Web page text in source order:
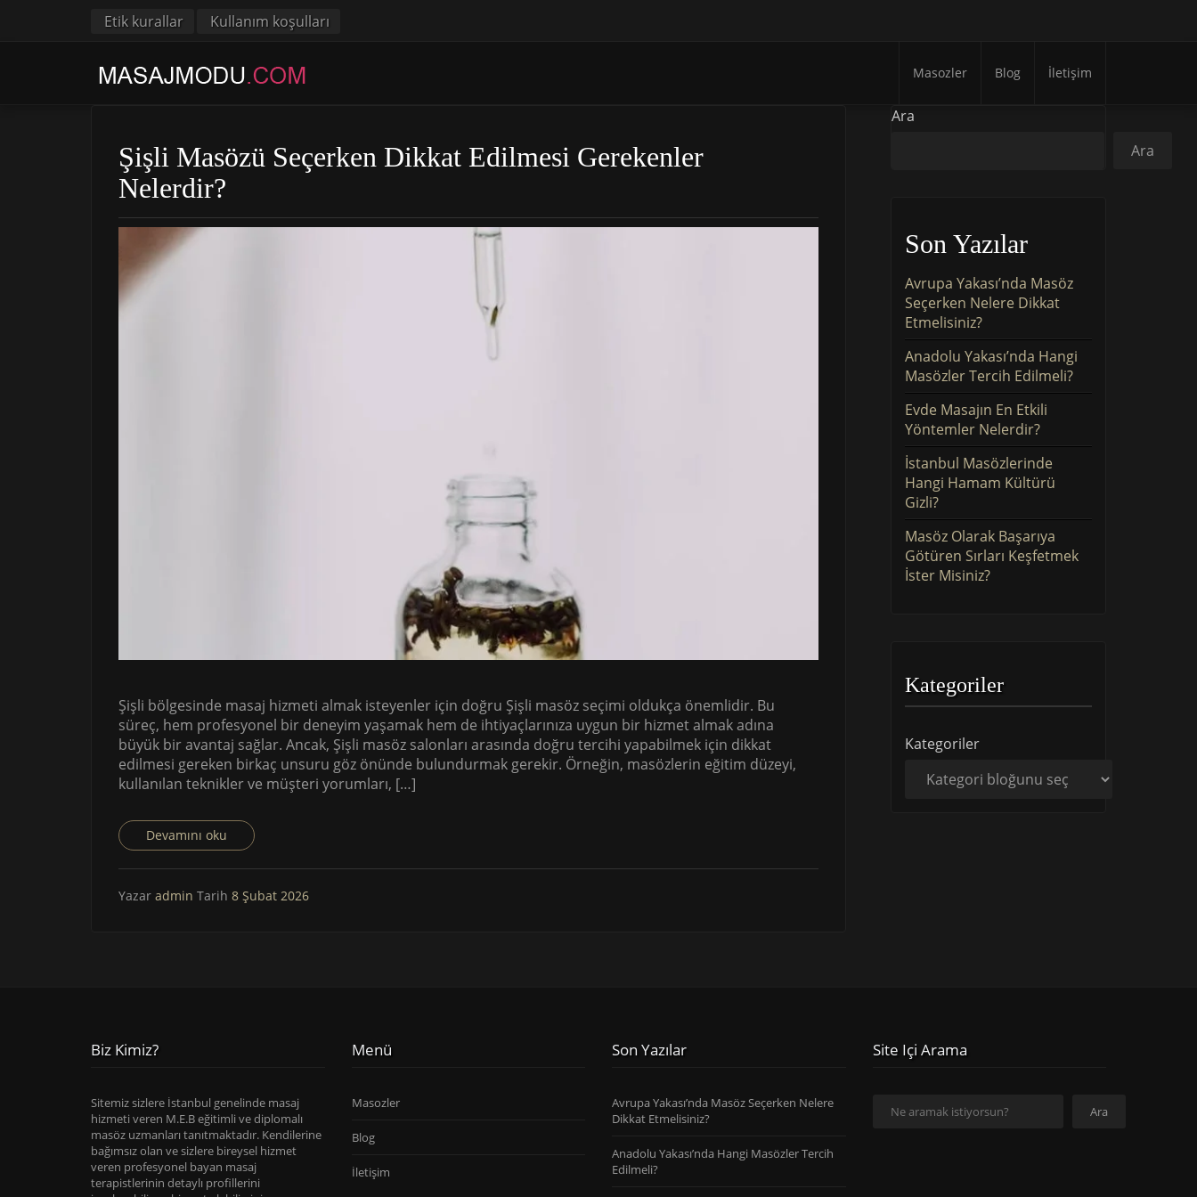
Etik kurallar Kullanım koşulları
Masozler Blog İletişim
Şişli Masözü Seçerken Dikkat Edilmesi Gerekenler
Nelerdir?
Şişli bölgesinde masaj hizmeti almak isteyenler için doğru Şişli masöz seçimi oldukça önemlidir. Bu
süreç, hem profesyonel bir deneyim yaşamak hem de ihtiyaçlarınıza uygun bir hizmet almak adına
büyük bir avantaj sağlar. Ancak, Şişli masöz salonları arasında doğru tercihi yapabilmek için dikkat
edilmesi gereken birkaç unsuru göz önünde bulundurmak gerekir. Örneğin, masözlerin eğitim düzeyi,
kullanılan teknikler ve müşteri yorumları, […]
Devamını oku
Yazar admin Tarih 8 Şubat 2026
Ara
Ara
Son Yazılar
Avrupa Yakası’nda Masöz
Seçerken Nelere Dikkat
Etmelisiniz?
Anadolu Yakası’nda Hangi
Masözler Tercih Edilmeli?
Evde Masajın En Etkili
Yöntemler Nelerdir?
İstanbul Masözlerinde
Hangi Hamam Kültürü
Gizli?
Masöz Olarak Başarıya
Götüren Sırları Keşfetmek
İster Misiniz?
Kategoriler
Kategoriler
Biz Kimiz?
Sitemiz sizlere İstanbul genelinde masaj
hizmeti veren M.E.B eğitimli ve diplomalı
masöz uzmanları tanıtmaktadır. Kendilerine
bağımsız olan ve sizlere bireysel hizmet
veren profesyonel bayan masaj
terapistlerinin detaylı profillerini
Menü
Masozler
Blog
İletişim
Son Yazılar
Avrupa Yakası’nda Masöz Seçerken Nelere
Dikkat Etmelisiniz?
Anadolu Yakası’nda Hangi Masözler Tercih
Edilmeli?
Site Içi Arama
Ara